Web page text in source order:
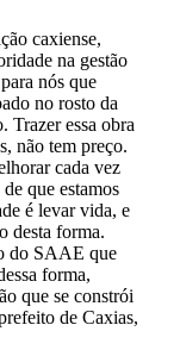
caxiense,
na gestão
nós que
no rosto da
Trazer essa obra
não tem preço.
cada vez
que estamos
é levar vida, e
desta forma.
do SAAE que
forma,
que se constrói
de Caxias,